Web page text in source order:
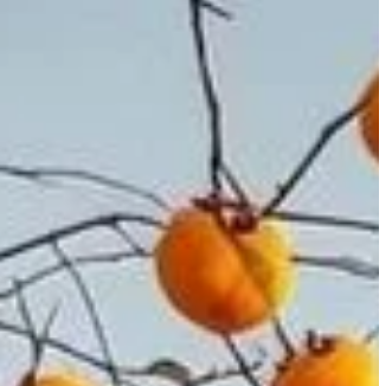
une explosion soudaine. Il est une montée
progressive. Un courage discret. La douceur d’un
recommencement. Le printemps nous fait traverser